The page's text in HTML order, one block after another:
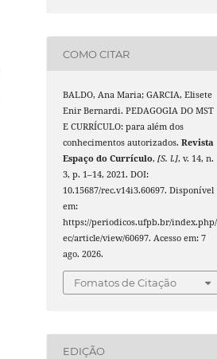
COMO CITAR
BALDO, Ana Maria; GARCIA, Elisete
Enir Bernardi. PEDAGOGIA DO MST
E CURRÍCULO: para além dos
conhecimentos autorizados.Revista
Espaço do Currículo,[S. l.], v. 14, n.
3, p. 1–14, 2021. DOI:
10.15687/rec.v14i3.60697. Disponível
em:
https://periodicos.ufpb.br/
ec/article/view/60697. Acesso em: 7
ago. 2026.
Fomatos de Citação
EDIÇÃO